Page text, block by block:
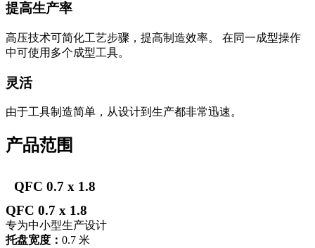
提高生产率
高压技术可简化工艺步骤，提高制造效率。 在同一成型操作
中可使用多个成型工具。
灵活
由于工具制造简单，从设计到生产都非常迅速。
产品范围
QFC 0.7 x 1.8
QFC 0.7 x 1.8
专为中小型生产设计
托盘宽度： 0.7 米